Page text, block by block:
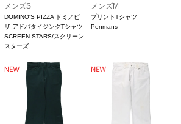
メンズS
DOMINO'S PIZZA ドミノピ
ザ アドバタイジングTシャツ
SCREEN STARS/スクリーン
スターズ
メンズM
プリントTシャツ
Penmans